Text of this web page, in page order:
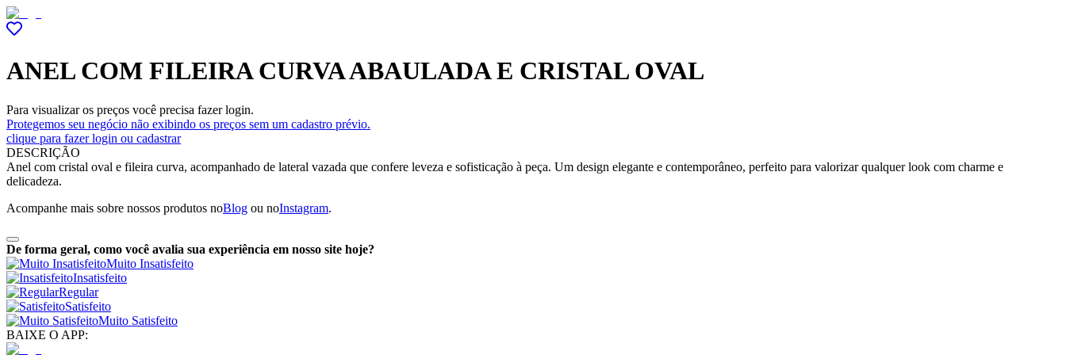
ANEL COM FILEIRA CURVA ABAULADA E CRISTAL OVAL
Para visualizar os preços você precisa fazer login.
Protegemos seu negócio não exibindo os preços sem um cadastro prévio.
clique para fazer login ou cadastrar
DESCRIÇÃO
Anel com cristal oval e fileira curva, acompanhado de lateral vazada que confere leveza e sofisticação à peça. Um design elegante e contemporâneo, perfeito para valorizar qualquer look com charme e
delicadeza.
Acompanhe mais sobre nossos produtos noBlog ou noInstagram.
De forma geral, como você avalia sua experiência em nosso site hoje?
Muito Insatisfeito
Insatisfeito
Regular
Satisfeito
Muito Satisfeito
BAIXE O APP: